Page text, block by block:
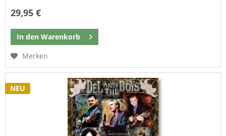
29,95 €
In den Warenkorb
Merken
NEU